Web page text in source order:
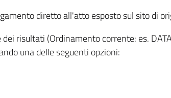
diretto all'atto esposto sul sito di
risultati (Ordinamento corrente: es.
una delle seguenti opzioni: